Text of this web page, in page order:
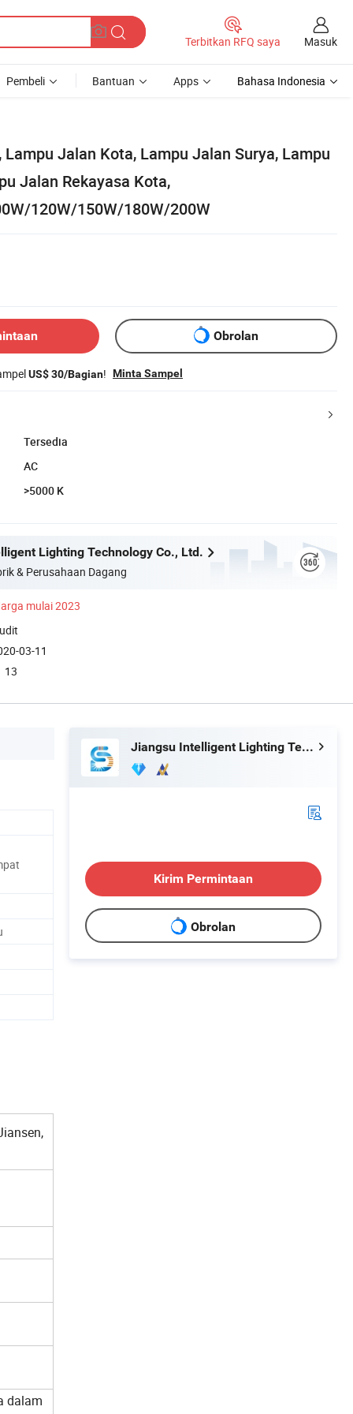
Terbitkan RFQ saya Masuk
Pembeli Bantuan Apps Bahasa Indonesia
Lampu Jalan Kota, Lampu Jalan Surya, Lampu
Jalan Rekayasa Kota,
120W/150W/180W/200W
Obrolan
US$ 30/Bagian! Minta Sampel
Tersedia
AC
>5000 K
Lighting Technology Co., Ltd.
& Perusahaan Dagang
mulai 2023
03-11
13
dalam
Jiangsu Intelligent Lighting Technology Co., Ltd.
Kirim Permintaan
Obrolan